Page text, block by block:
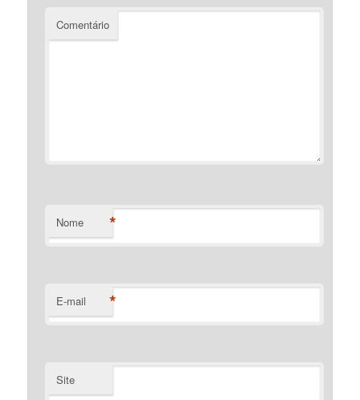
Comentário
Nome *
E-mail *
Site